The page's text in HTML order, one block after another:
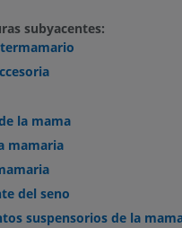
subyacentes:
la mama
mamaria
del seno
suspensorios de la